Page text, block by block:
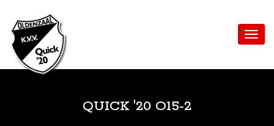
QUICK '20 O15-2